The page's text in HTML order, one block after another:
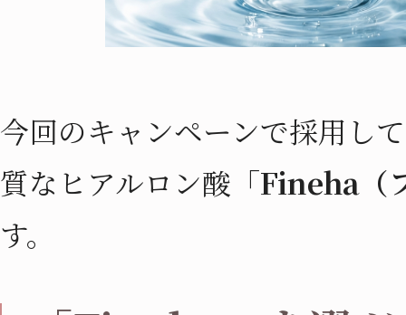
今回のキャンペーンで採用し
質なヒアルロン酸 「Fineha（
す。